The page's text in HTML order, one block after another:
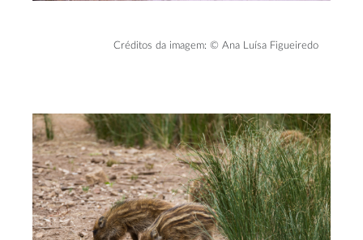
Créditos da imagem: © Ana Luísa Figueiredo